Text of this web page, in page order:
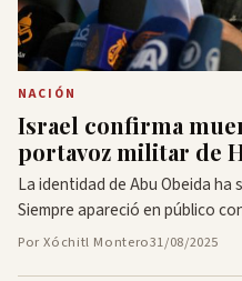
NACIÓN
Israel confirma
portavoz militar de
La identidad de Abu Obeida
Siempre apareció en público
Por Xóchitl Montero31/08/2025